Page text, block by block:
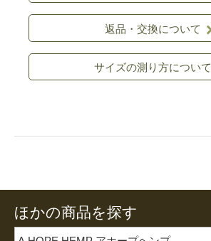
返品・交換について
サイズの測り方について
ほかの商品を探す